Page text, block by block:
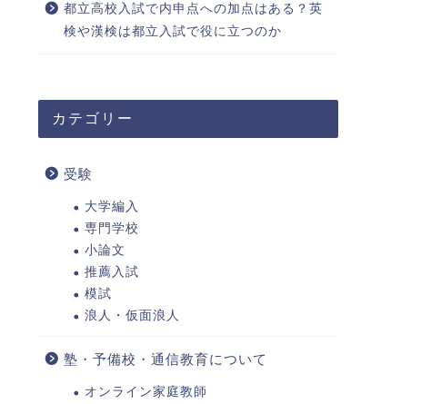
都立高校入試で内申点への加点はある？英
検や漢検は都立入試で役に立つのか
カテゴリー
受験
大学編入
専門学校
小論文
推薦入試
模試
浪人・仮面浪人
塾・予備校・通信教育について
オンライン家庭教師